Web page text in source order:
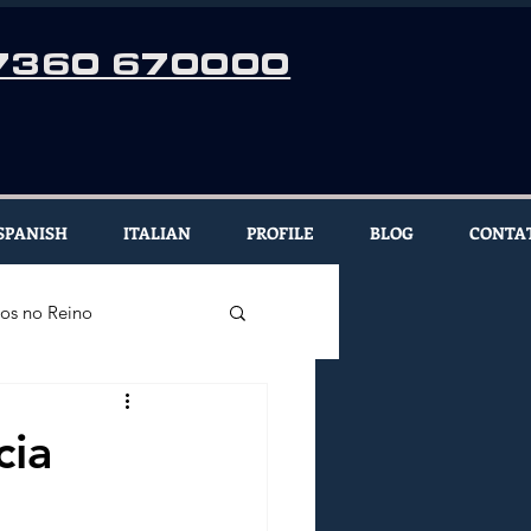
670000
ITALIAN PROFILE BLOG
no Reino